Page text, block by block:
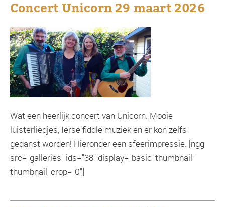
Concert Unicorn 29 maart 2026
Wat een heerlijk concert van Unicorn. Mooie
luisterliedjes, Ierse fiddle muziek en er kon zelfs
gedanst worden! Hieronder een sfeerimpressie. [ngg
src="galleries" ids="38" display="basic_thumbnail"
thumbnail_crop="0"]